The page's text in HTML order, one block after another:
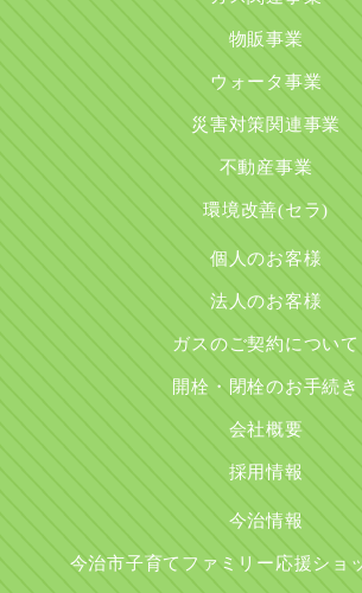
物販事業
ウォータ事業
災害対策関連事業
不動産事業
環境改善(セラ)
個人のお客様
法人のお客様
ガスのご契約について
開栓・閉栓のお手続き
会社概要
採用情報
今治情報
今治市子育てファミリー応援ショ